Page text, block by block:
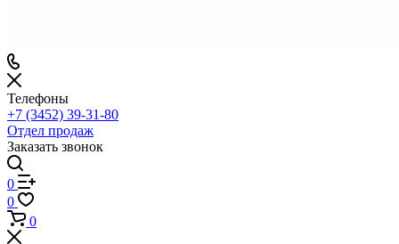
Телефоны
+7 (3452) 39-31-80
Отдел продаж
Заказать звонок
0
0
0